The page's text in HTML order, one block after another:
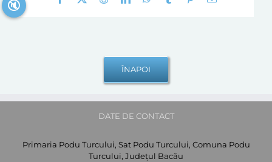
DATE DE CONTACT
Primaria Podu Turcului, Sat Podu Turcului, Comuna Podu
Turcului, Județul Bacău
🔇